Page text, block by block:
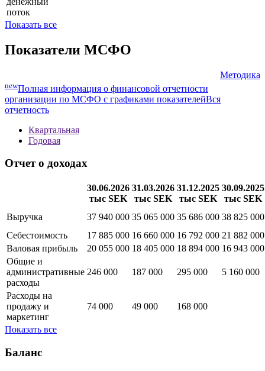
поток
Показать все
Показатели МСФО
Методика
newПолная информация о финансовой отчетности
организации по МСФО с графиками показателейВся
отчетность
Квартальная
Годовая
Отчет о доходах
30.06.2026
тыс SEK
31.03.2026
тыс SEK
31.12.2025
тыс SEK
30.09.2025
тыс SEK
Выручка
37 940 000 35 065 000 35 686 000 38 825 000
Себестоимость
17 885 000 16 660 000 16 792 000 21 882 000
Валовая прибыль
20 055 000 18 405 000 18 894 000 16 943 000
Общие и
административные
расходы
246 000 187 000 295 000 5 160 000
Расходы на
продажу и
маркетинг
74 000 49 000 168 000
Показать все
Баланс